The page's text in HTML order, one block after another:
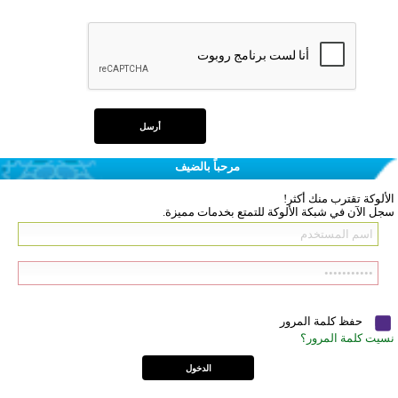
مرحباً بالضيف
الألوكة تقترب منك أكثر!
سجل الآن في شبكة الألوكة للتمتع بخدمات مميزة.
حفظ كلمة المرور
نسيت كلمة المرور؟